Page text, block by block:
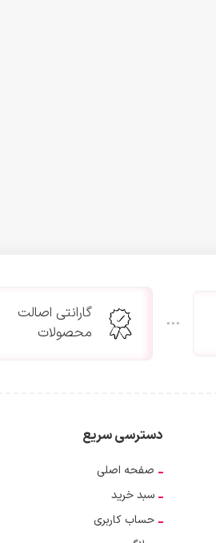
گارانتی اصالت
محصولات
دسترسی سریع
صفحه اصلی
سبد خرید
حساب کاربری